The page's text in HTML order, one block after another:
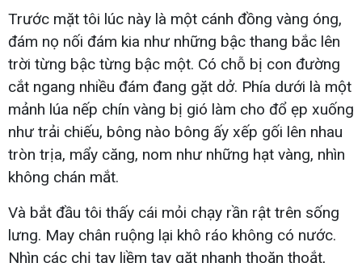
Trước mặt tôi lúc này là một cánh đồng vàng óng,
đám nọ nối đám kia như những bậc thang bắc lên
trời từng bậc từng bậc một. Có chỗ bị con đường
cắt ngang nhiều đám đang gặt dở. Phía dưới là một
mảnh lúa nếp chín vàng bị gió làm cho đổ ẹp xuống
như trải chiếu, bông nào bông ấy xếp gối lên nhau
tròn trịa, mẩy căng, nom như những hạt vàng, nhìn
không chán mắt.
Và bắt đầu tôi thấy cái mỏi chạy rần rật trên sống
lưng. May chân ruộng lại khô ráo không có nước.
Nhìn các chị tay liềm tay gặt nhanh thoăn thoắt,